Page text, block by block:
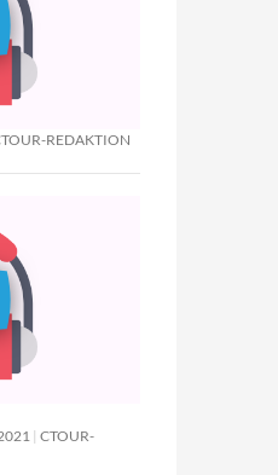
REDAKTION
CTOUR-